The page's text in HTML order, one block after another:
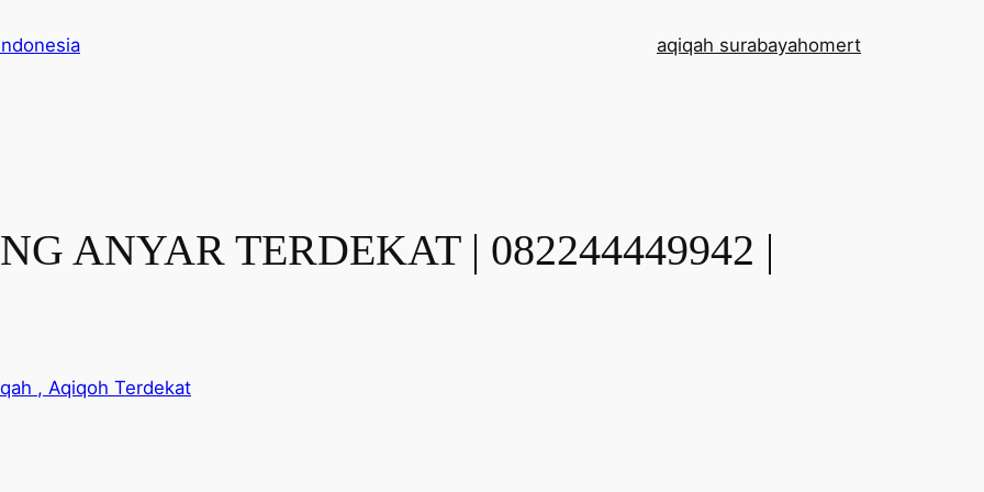
aqiqah surabayahomert
ANYAR TERDEKAT | 082244449942 |
, Aqiqoh Terdekat